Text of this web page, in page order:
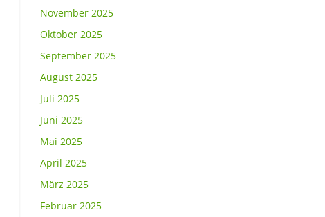
November 2025
Oktober 2025
September 2025
August 2025
Juli 2025
Juni 2025
Mai 2025
April 2025
März 2025
Februar 2025